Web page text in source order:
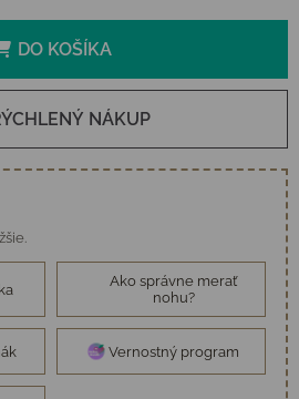
DO KOŠÍKA
NÁKUP
Ako správne merať
nohu?
Vernostný program